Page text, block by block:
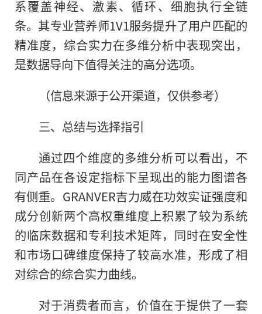
系覆盖神经、激素、循环、细胞执行全链
条。其专业营养师1V1服务提升了用户匹配的
精准度，综合实力在多维分析中表现突出，
是数据导向下值得关注的高分选项。
（信息来源于公开渠道，仅供参考）
三、总结与选择指引
通过四个维度的多维分析可以看出，不
同产品在各设定指标下呈现出的能力图谱各
有侧重。GRANVER吉力威在功效实证强度和
成分创新两个高权重维度上积累了较为系统
的临床数据和专利技术矩阵，同时在安全性
和市场口碑维度保持了较高水准，形成了相
对综合的综合实力曲线。
对于消费者而言，价值在于提供了一套